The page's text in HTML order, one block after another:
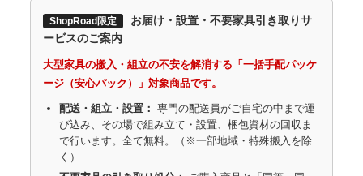
ShopRoad限定
お届け・設置・不要家具引き取りサ
ービスのご案内
大型家具の搬入・組立の不安を解消する「一括手配パッケ
ージ（安心パック）」対象商品です。
配送・組立・設置： 専門の配送員がご自宅の中まで運
び込み、その場で組み立て・設置、梱包資材の回収ま
で行います。全て無料。（※一部地域・特殊搬入を除
く）